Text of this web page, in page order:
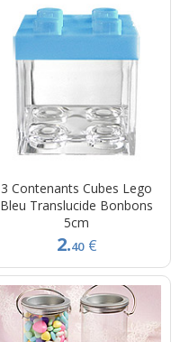
3 Contenants Cubes Lego
Bleu Translucide Bonbons
5cm
2.40 €